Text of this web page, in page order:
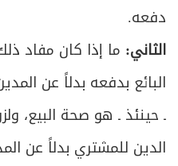
دفعه.
الثاني: ما إذا كان مفاد
البائع بدفعه بدلاً عن
ـ حينئذ ـ هو صحة البيع،
الدين للمشتري بدلاً عن